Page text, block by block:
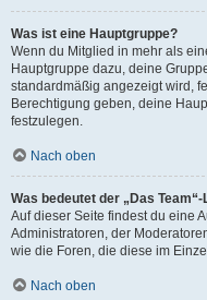
Was ist eine Hauptgruppe?
Wenn du Mitglied in mehr als
Hauptgruppe dazu, deine
standardmäßig angezeigt wird,
Berechtigung geben, deine
festzulegen.
Nach oben
Was bedeutet der „Das
Auf dieser Seite findest du eine
Administratoren, der
wie die Foren, die diese im
Nach oben